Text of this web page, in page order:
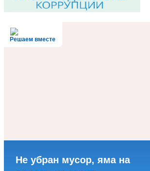
Решаем вместе
Не убран мусор, яма на